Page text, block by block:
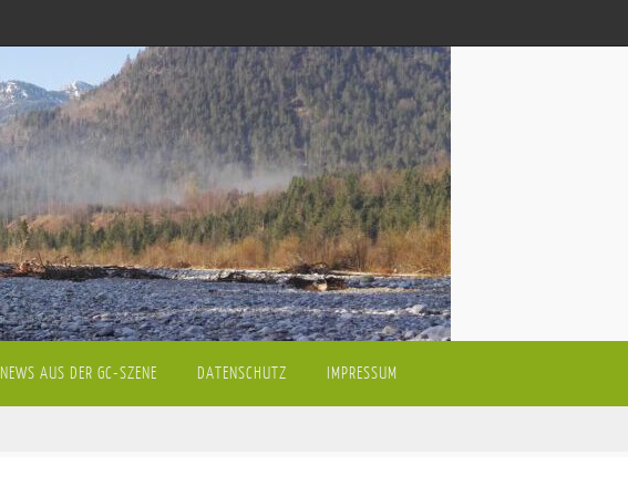
NEWS AUS DER GC-SZENE DATENSCHUTZ IMPRESSUM